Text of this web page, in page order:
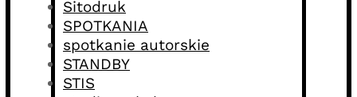
Sitodruk
SPOTKANIA
spotkanie autorskie
STANDBY
STIS